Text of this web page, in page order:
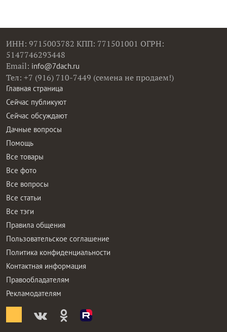
ИНН: 9715003782 КПП: 771501001 ОГРН:
5147746293448
Email: info@7dach.ru
Тел: +7 (916) 710-7449 (семена не продаем!)
Главная страница
Сейчас публикуют
Сейчас обсуждают
Дачные вопросы
Помощь
Все товары
Все фото
Все вопросы
Все статьи
Все тэги
Правила общения
Пользовательское соглашение
Политика конфиденциальности
Контактная информация
Правообладателям
Рекламодателям